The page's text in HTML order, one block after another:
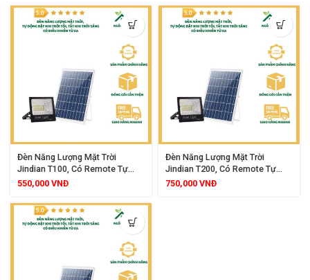
Đèn Năng Lượng Mặt Trời
Jindian T100, Có Remote Tự
Động Bật Tắt, Siêu Sáng, Bảo
550,000 VNĐ
Đèn Năng Lượng Mặt Trời
Jindian T200, Có Remote Tự
Động Bật Tắt, Siêu Sáng, Bảo
750,000 VNĐ